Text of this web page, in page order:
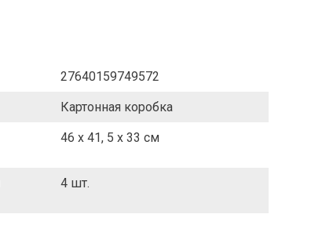
27640159749572
Картонная коробка
46 x 41, 5 x 33 см
4 шт.